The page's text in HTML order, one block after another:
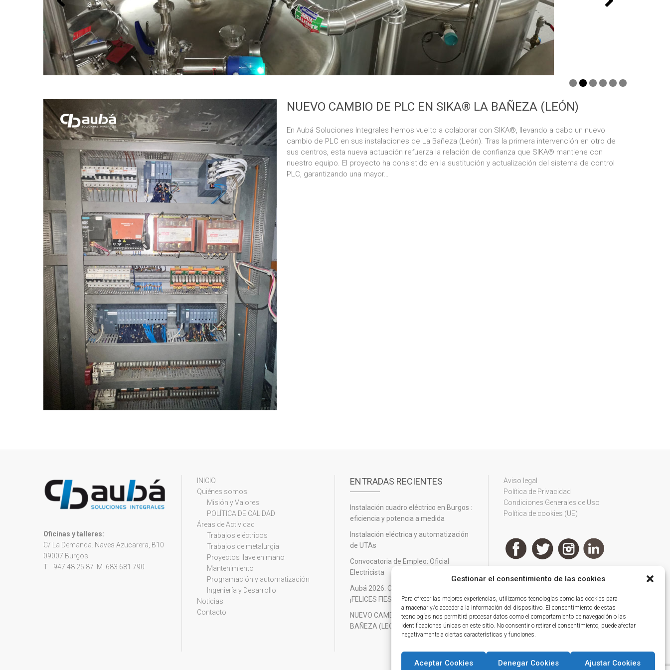
Gestionar el consentimiento de las cookies
Para ofrecer las mejores experiencias, utilizamos tecnologías como las cookies para
almacenar y/o acceder a la información del dispositivo. El consentimiento de estas
tecnologías nos permitirá procesar datos como el comportamiento de navegación o las
identificaciones únicas en este sitio. No consentir o retirar el consentimiento, puede afectar
negativamente a ciertas características y funciones.
Aceptar Cookies Denegar Cookies Ajustar Cookies
NUEVO CAMBIO DE PLC EN SIKA® LA BAÑEZA (LEÓN)
En Aubá Soluciones Integrales hemos vuelto a colaborar con SIKA®, llevando a cabo un nuevo
cambio de PLC en sus instalaciones de La Bañeza (León). Tras la primera intervención en otro de
sus centros, esta nueva actuación refuerza la relación de confianza que SIKA® mantiene con
nuestro equipo. El proyecto ha consistido en la sustitución y actualización del sistema de control
PLC, garantizando una mayor…
Oficinas y talleres:
C/ La Demanda. Naves Azucarera, B10
09007 Burgos
T. 947 48 25 87 M. 683 681 790
INICIO
Quiénes somos
Misión y Valores
POLÍTICA DE CALIDAD
Áreas de Actividad
Trabajos eléctricos
Trabajos de metalurgia
Proyectos llave en mano
Mantenimiento
Programación y automatización
Ingeniería y Desarrollo
Noticias
Contacto
ENTRADAS RECIENTES
Instalación cuadro eléctrico en Burgos :
eficiencia y potencia a medida
Instalación eléctrica y automatización
de UTAs
Convocatoria de Empleo: Oficial
Electricista
Aubá 2026: Calidad, equipo y futuro
¡FELICES FIESTAS!
NUEVO CAMBIO DE PLC EN SIKA® LA
BAÑEZA (LEÓN)
Aviso legal
Política de Privacidad
Condiciones Generales de Uso
Política de cookies (UE)